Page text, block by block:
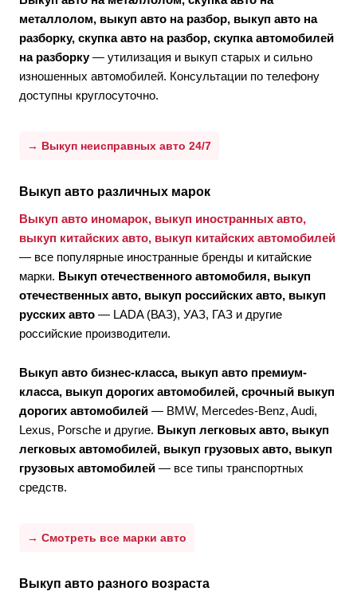
металлолом, выкуп авто на разбор, выкуп авто на
разборку, скупка авто на разбор, скупка автомобилей
на разборку— утилизация и выкуп старых и сильно
изношенных автомобилей. Консультации по телефону
доступны круглосуточно.
→ Выкуп неисправных авто 24/7
Выкуп авто различных марок
Выкуп авто иномарок, выкуп иностранных авто,
выкуп китайских авто, выкуп китайских автомобилей
— все популярные иностранные бренды и китайские
марки. Выкуп отечественного автомобиля, выкуп
отечественных авто, выкуп российских авто, выкуп
русских авто — LADA (ВАЗ), УАЗ, ГАЗ и другие
российские производители.
Выкуп авто бизнес-класса, выкуп авто премиум-
класса, выкуп дорогих автомобилей, срочный выкуп
дорогих автомобилей — BMW, Mercedes-Benz, Audi,
Lexus, Porsche и другие. Выкуп легковых авто, выкуп
легковых автомобилей, выкуп грузовых авто, выкуп
грузовых автомобилей — все типы транспортных
средств.
→ Смотреть все марки авто
Выкуп авто разного возраста